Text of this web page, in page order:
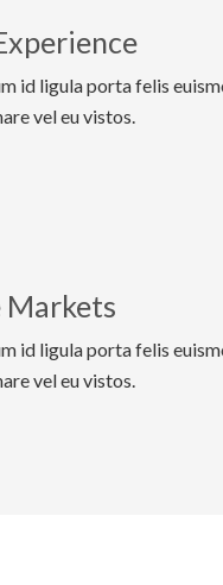
id ligula porta felis
vel eu vistos.
Markets
id ligula porta felis
vel eu vistos.